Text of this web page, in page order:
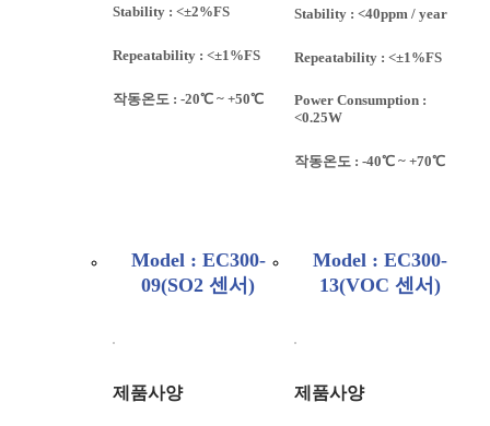
Stability : <±2%FS
Repeatability : <±1%FS
작동온도 : -20℃ ~ +50℃
Stability : <40ppm / year
Repeatability : <±1%FS
Power Consumption :
<0.25W
작동온도 : -40℃ ~ +70℃
Model : EC300-
09(SO2 센서)
제품사양
Model : EC300-
13(VOC 센서)
제품사양